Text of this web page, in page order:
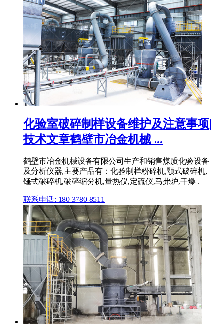
化验室破碎制样设备维护及注意事项|
技术文章鹤壁市冶金机械 ...
鹤壁市冶金机械设备有限公司生产和销售煤质化验设备
及分析仪器,主要产品有：化验制样粉碎机,颚式破碎机,
锤式破碎机,破碎缩分机,量热仪,定硫仪,马弗炉,干燥 .
联系电话: 180 3780 8511